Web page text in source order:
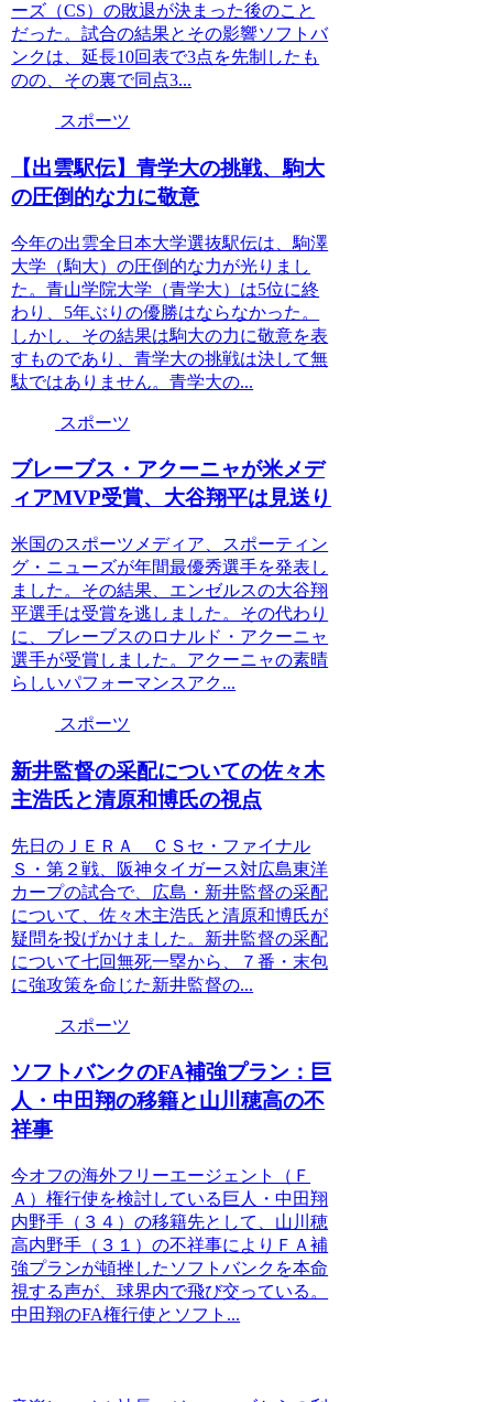
ーズ（CS）の敗退が決まった後のこと
だった。試合の結果とその影響ソフトバ
ンクは、延長10回表で3点を先制したも
のの、その裏で同点3...
スポーツ
【出雲駅伝】青学大の挑戦、駒大
の圧倒的な力に敬意
今年の出雲全日本大学選抜駅伝は、駒澤
大学（駒大）の圧倒的な力が光りまし
た。青山学院大学（青学大）は5位に終
わり、5年ぶりの優勝はならなかった。
しかし、その結果は駒大の力に敬意を表
すものであり、青学大の挑戦は決して無
駄ではありません。青学大の...
スポーツ
ブレーブス・アクーニャが米メデ
ィアMVP受賞、大谷翔平は見送り
米国のスポーツメディア、スポーティン
グ・ニューズが年間最優秀選手を発表し
ました。その結果、エンゼルスの大谷翔
平選手は受賞を逃しました。その代わり
に、ブレーブスのロナルド・アクーニャ
選手が受賞しました。アクーニャの素晴
らしいパフォーマンスアク...
スポーツ
新井監督の采配についての佐々木
主浩氏と清原和博氏の視点
先日のＪＥＲＡ ＣＳセ・ファイナル
Ｓ・第２戦、阪神タイガース対広島東洋
カープの試合で、広島・新井監督の采配
について、佐々木主浩氏と清原和博氏が
疑問を投げかけました。新井監督の采配
について七回無死一塁から、７番・末包
に強攻策を命じた新井監督の...
スポーツ
ソフトバンクのFA補強プラン：巨
人・中田翔の移籍と山川穂高の不
祥事
今オフの海外フリーエージェント（Ｆ
Ａ）権行使を検討している巨人・中田翔
内野手（３４）の移籍先として、山川穂
高内野手（３１）の不祥事によりＦＡ補
強プランが頓挫したソフトバンクを本命
視する声が、球界内で飛び交っている。
中田翔のFA権行使とソフト...